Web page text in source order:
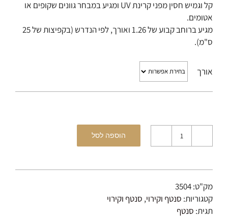
קל וגמיש חסין מפני קרינת UV ומגיע במבחר גוונים שקופים או
אטומים.
מגיע ברוחב קבוע של 1.26 ואורך, לפי הנדרש (בקפיצות של 25
ס"מ).
אורך
כמות
גריי
הוספה לסל
מק"ט:3504
קטגוריות: סנטף וקירוי, סנטף וקירוי
תגית: סנטף